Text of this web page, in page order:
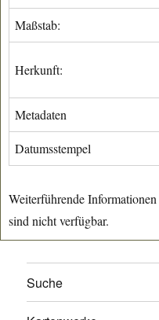
Maßstab:
Herkunft:
Metadaten
Datumsstempel
Weiterführende
sind nicht verfügbar.
Suche